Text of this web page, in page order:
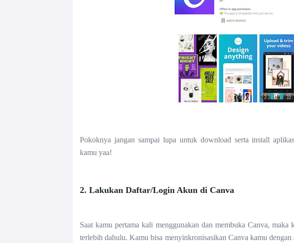
Pokoknya jangan sampai lupa untuk download serta install
kamu yaa!
2. Lakukan Daftar/Login Akun di Canva
Saat kamu pertama kali menggunakan dan membuka Canva,
terlebih dahulu. Kamu bisa menyinkronisasikan Canva kamu